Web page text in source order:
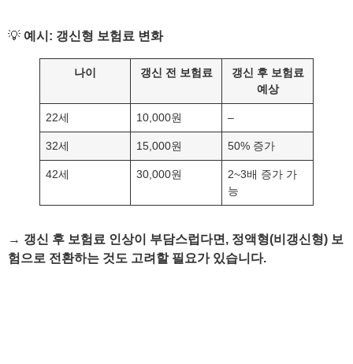
💡 예시: 갱신형 보험료 변화
나이 갱신 전 보험료
갱신 후 보험료
예상
22세 10,000원 –
32세 15,000원 50% 증가
42세 30,000원
2~3배 증가 가
능
→ 갱신 후 보험료 인상이 부담스럽다면, 정액형(비갱신형) 보
험으로 전환하는 것도 고려할 필요가 있습니다.